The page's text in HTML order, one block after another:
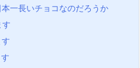
一長いチョコなのだろうか
す